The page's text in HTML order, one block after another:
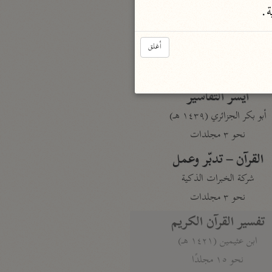
تيسير الكريم الرحمن
أيسر التفاسير
أبو بكر الجزائري (١٤٣٩ هـ)
نحو ٣ مجلدات
القرآن – تدبّر وعمل
شركة الخبرات الذكية
نحو ٣ مجلدات
تفسير القرآن الكريم
ابن عثيمين (١٤٢١ هـ)
نحو ١٥ مجلدًا
أغلق